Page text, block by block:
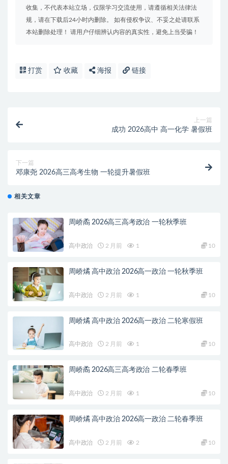
收集，不代表本站立场，仅限学习交流使用，请遵循相关法律法
规，请在下载后24小时内删除。 如有侵权争议、不妥之处请联系
本站删除处理！ 请用户仔细辨认内容的真实性，避免上当受骗！
打赏 收藏 海报 链接
上一篇
成功 2026高中 高一化学 暑假班
下一篇
邓康尧 2026高三高考生物 一轮提升暑假班
相关文章
周峤矞 2026高三高考政治 一轮秋季班
高中政治 2 月前 1 10
周峤燏 高中政治 2026高一政治 一轮秋季班
高中政治 2 月前 1 10
周峤燏 高中政治 2026高一政治 二轮寒假班
高中政治 2 月前 1 10
周峤矞 2026高三高考政治 二轮春季班
高中政治 2 月前 1 10
周峤燏 高中政治 2026高一政治 二轮春季班
高中政治 2 月前 2 10